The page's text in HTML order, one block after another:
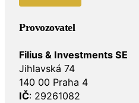
Provozovatel
Filius & Investments SE
Jihlavská 74
140 00 Praha 4
IČ: 29261082